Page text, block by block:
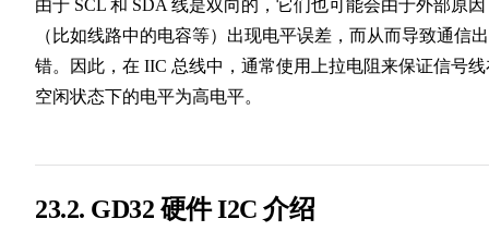
由于 SCL 和 SDA 线是双向的，它们也可能会由于外部原因
（比如线路中的电容等）出现电平误差，而从而导致通信出
错。因此，在 IIC 总线中，通常使用上拉电阻来保证信号线
空闲状态下的电平为高电平。
23.2. GD32 硬件 I2C 介绍